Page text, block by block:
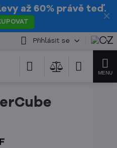
✕
až 60% právě teď.
Přihlásit se